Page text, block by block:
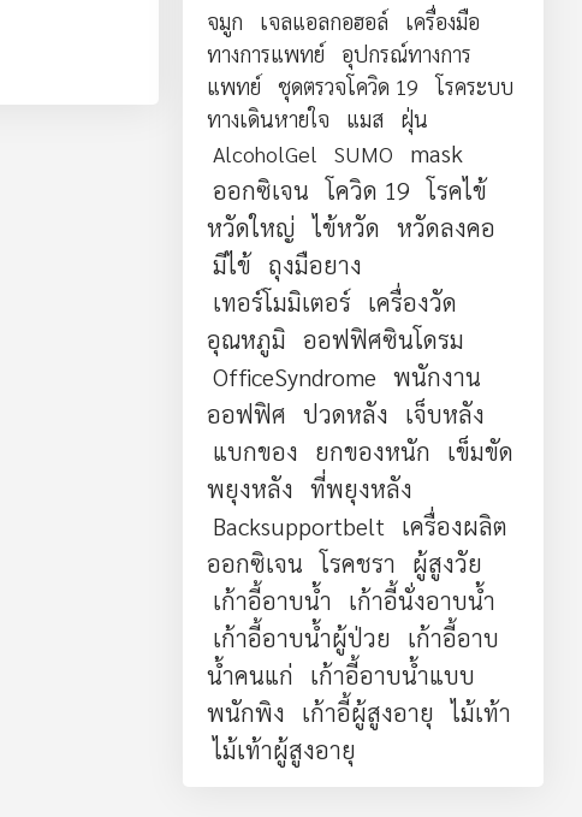
จมูก
เจลแอลกอฮอล์
เครื่องมือ
ทางการแพทย์
อุปกรณ์ทางการ
แพทย์
ชุดตรวจโควิด 19
โรคระบบ
ทางเดินหายใจ
แมส
ฝุ่น
AlcoholGel
SUMO
mask
ออกซิเจน โควิด 19 โรคไข้
หวัดใหญ่
ไข้หวัด
หวัดลงคอ
มีไข้ ถุงมือยาง
เทอร์โมมิเตอร์
เครื่องวัด
อุณหภูมิ ออฟฟิศซินโดรม
OfficeSyndrome พนักงาน
ออฟฟิศ ปวดหลัง
เจ็บหลัง
แบกของ
ยกของหนัก
เข็มขัด
พยุงหลัง
ที่พยุงหลัง
Backsupportbelt
เครื่องผลิต
ออกซิเจน โรคชรา
ผู้สูงวัย
เก้าอี้อาบน้ำ
เก้าอี้นั่งอาบน้ำ
เก้าอี้อาบน้ำผู้ป่วย
เก้าอี้อาบ
น้ำคนแก่
เก้าอี้อาบน้ำแบบ
พนักพิง
เก้าอี้ผู้สูงอายุ
ไม้เท้า
ไม้เท้าผู้สูงอายุ